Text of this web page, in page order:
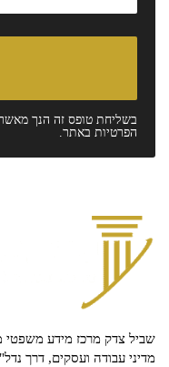
בשליחת טופס זה הנך
הפרטיות באתר.
שביל צדק מרכז מידע משפטי
מדיני עבודה ועסקים, דרך